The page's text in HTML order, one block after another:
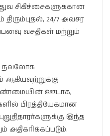
சிகிச்சைகளுக்கான
24/7 அவசர
வசதிகள் மற்றும்
நவலோக
ஊடாக,
பிரத்தியேகமான
இந்த